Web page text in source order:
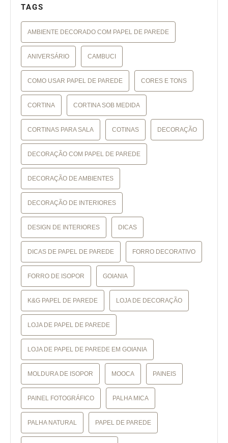
TAGS
AMBIENTE DECORADO COM PAPEL DE PAREDE
ANIVERSÁRIO CAMBUCI
COMO USAR PAPEL DE PAREDE CORES E TONS
CORTINA CORTINA SOB MEDIDA
CORTINAS PARA SALA COTINAS DECORAÇÃO
DECORAÇÃO COM PAPEL DE PAREDE
DECORAÇÃO DE AMBIENTES
DECORAÇÃO DE INTERIORES
DESIGN DE INTERIORES DICAS
DICAS DE PAPEL DE PAREDE FORRO DECORATIVO
FORRO DE ISOPOR GOIANIA
K&G PAPEL DE PAREDE LOJA DE DECORAÇÃO
LOJA DE PAPEL DE PAREDE
LOJA DE PAPEL DE PAREDE EM GOIANIA
MOLDURA DE ISOPOR MOOCA PAINEIS
PAINEL FOTOGRÁFICO PALHA MICA
PALHA NATURAL PAPEL DE PAREDE